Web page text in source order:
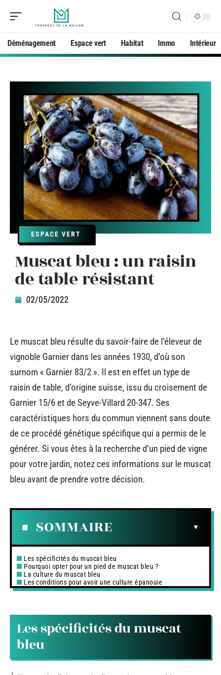
Déménagement Espace vert Habitat Immo Intérieur
ESPACE VERT
Muscat bleu : un raisin
de table résistant
02/05/2022
Le muscat bleu résulte du savoir-faire de l’éleveur de
vignoble Garnier dans les années 1930, d’où son
surnom « Garnier 83/2 ». Il est en effet un type de
raisin de table, d’origine suisse, issu du croisement de
Garnier 15/6 et de Seyve-Villard 20-347. Ses
caractéristiques hors du commun viennent sans doute
de ce procédé génétique spécifique qui a permis de le
générer. Si vous êtes à la recherche d’un pied de vigne
pour votre jardin, notez ces informations sur le muscat
bleu avant de prendre votre décision.
SOMMAIRE
Les spécificités du muscat bleu
Pourquoi opter pour un pied de muscat bleu ?
La culture du muscat bleu
Les conditions pour avoir une culture épanouie
Les spécificités du muscat
bleu